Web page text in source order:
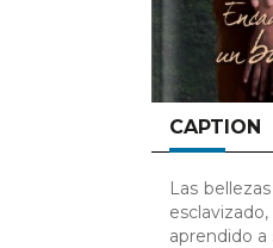
CAPTION
Las
aprendido a